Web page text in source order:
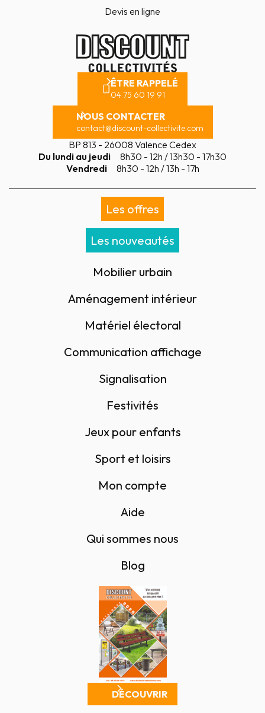
Devis en ligne
ÊTRE RAPPELÉ
04 75 60 19 91
NOUS CONTACTER
contact@discount-collectivite.com
BP 813 - 26008 Valence Cedex
Du lundi au jeudi
8h30 - 12h / 13h30 - 17h30
Vendredi
8h30 - 12h / 13h - 17h
Les offres
Les nouveautés
Mobilier urbain
Aménagement intérieur
Matériel électoral
Communication affichage
Signalisation
Festivités
Jeux pour enfants
Sport et loisirs
Mon compte
Aide
Qui sommes nous
Blog
DÉCOUVRIR